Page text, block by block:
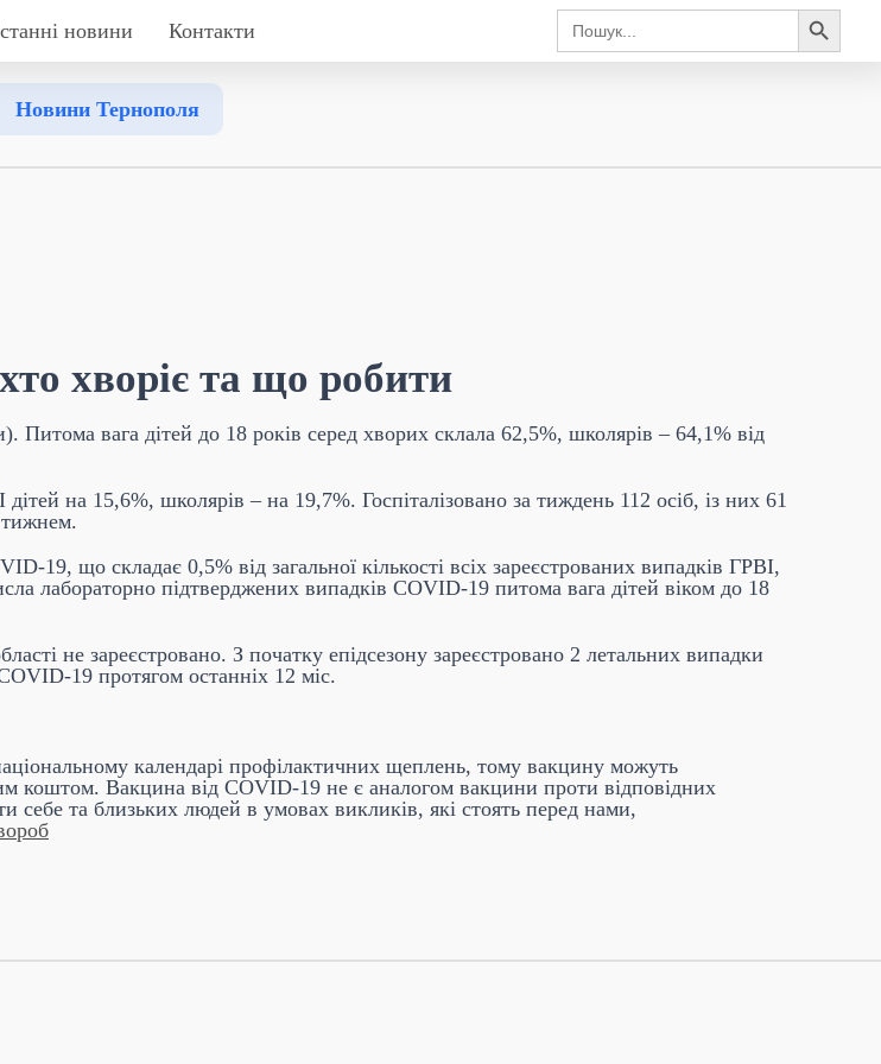
новини Контакти
Search
for:
Search Button
Новини Тернополя
хворіє та що робити
Питома вага дітей до 18 років серед хворих склала 62,5%, школярів – 64,1% від
на 15,6%, школярів – на 19,7%. Госпіталізовано за тиждень 112 осіб, із них 61
тижнем.
19, що складає 0,5% від загальної кількості всіх зареєстрованих випадків ГРВІ,
лабораторно підтверджених випадків COVID-19 питома вага дітей віком до 18
не зареєстровано. З початку епідсезону зареєстровано 2 летальних випадки
19 протягом останніх 12 міс.
календарі профілактичних щеплень, тому вакцину можуть
коштом. Вакцина від COVID-19 не є аналогом вакцини проти відповідних
себе та близьких людей в умовах викликів, які стоять перед нами,